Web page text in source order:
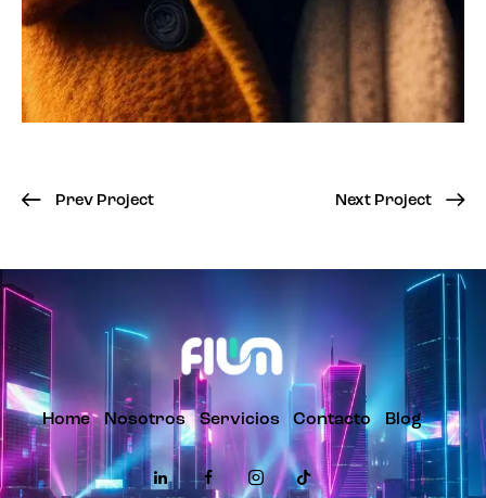
Prev Project Next Project
Home Nosotros Servicios Contacto Blog